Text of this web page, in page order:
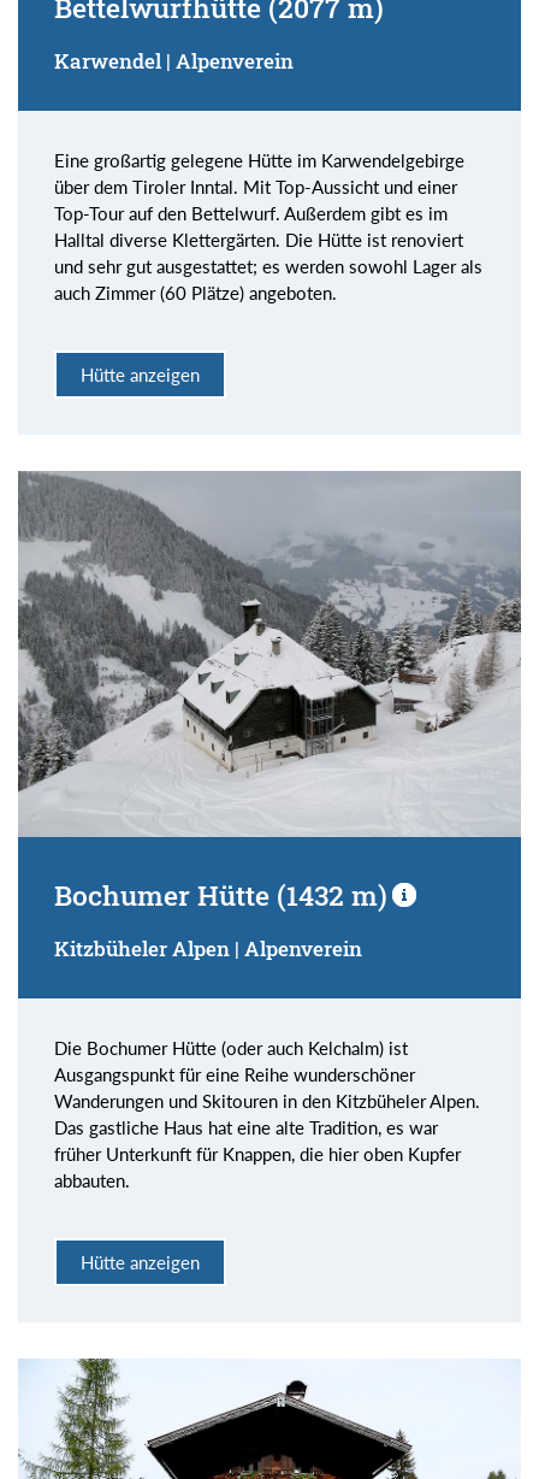
Karwendel | Alpenverein
Eine großartig gelegene Hütte im Karwendelgebirge
über dem Tiroler Inntal. Mit Top-Aussicht und einer
Top-Tour auf den Bettelwurf. Außerdem gibt es im
Halltal diverse Klettergärten. Die Hütte ist renoviert
und sehr gut ausgestattet; es werden sowohl Lager als
auch Zimmer (60 Plätze) angeboten.
Hütte anzeigen
Bochumer Hütte (1432 m)
Kitzbüheler Alpen | Alpenverein
Die Bochumer Hütte (oder auch Kelchalm) ist
Ausgangspunkt für eine Reihe wunderschöner
Wanderungen und Skitouren in den Kitzbüheler Alpen.
Das gastliche Haus hat eine alte Tradition, es war
früher Unterkunft für Knappen, die hier oben Kupfer
abbauten.
Hütte anzeigen